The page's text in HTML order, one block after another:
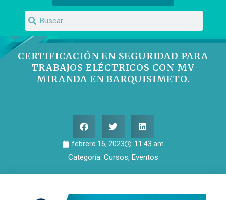
CERTIFICACIÓN EN SEGURIDAD PARA
TRABAJOS ELÉCTRICOS CON MV
MIRANDA EN BARQUISIMETO.
febrero 16, 2023 11:43 am
Categoría: Cursos, Eventos